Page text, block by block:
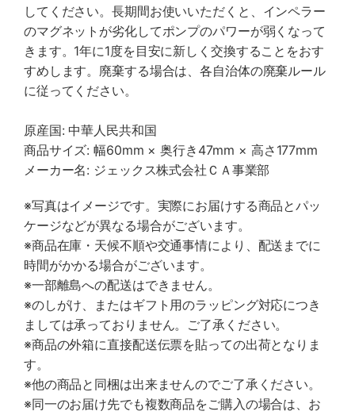
してください。長期間お使いいただくと、インペラー
のマグネットが劣化してポンプのパワーが弱くなって
きます。1年に1度を目安に新しく交換することをおす
すめします。廃棄する場合は、各自治体の廃棄ルール
に従ってください。
原産国: 中華人民共和国
商品サイズ: 幅60mm × 奥行き47mm × 高さ177mm
メーカー名: ジェックス株式会社ＣＡ事業部
※写真はイメージです。実際にお届けする商品とパッ
ケージなどが異なる場合がございます。
※商品在庫・天候不順や交通事情により、配送までに
時間がかかる場合がございます。
※一部離島への配送はできません。
※のしがけ、またはギフト用のラッピング対応につき
ましては承っておりません。ご了承ください。
※商品の外箱に直接配送伝票を貼っての出荷となりま
す。
※他の商品と同梱は出来ませんのでご了承ください。
※同一のお届け先でも複数商品をご購入の場合は、お